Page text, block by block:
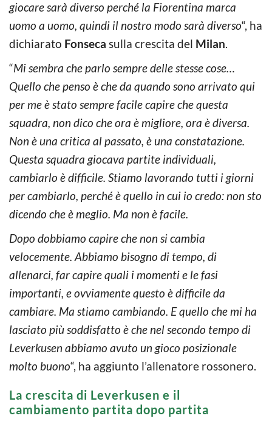
giocare sarà diverso perché la Fiorentina marca
uomo a uomo, quindi il nostro modo sarà diverso“, ha
dichiarato Fonseca sulla crescita del Milan.
“Mi sembra che parlo sempre delle stesse cose…
Quello che penso è che da quando sono arrivato qui
per me è stato sempre facile capire che questa
squadra, non dico che ora è migliore, ora è diversa.
Non è una critica al passato, è una constatazione.
Questa squadra giocava partite individuali,
cambiarlo è difficile. Stiamo lavorando tutti i giorni
per cambiarlo, perché è quello in cui io credo: non sto
dicendo che è meglio. Ma non è facile.
Dopo dobbiamo capire che non si cambia
velocemente. Abbiamo bisogno di tempo, di
allenarci, far capire quali i momenti e le fasi
importanti, e ovviamente questo è difficile da
cambiare. Ma stiamo cambiando. E quello che mi ha
lasciato più soddisfatto è che nel secondo tempo di
Leverkusen abbiamo avuto un gioco posizionale
molto buono“, ha aggiunto l’allenatore rossonero.
La crescita di Leverkusen e il
cambiamento partita dopo partita